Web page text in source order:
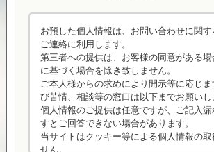
お預した個人情報は、お問い合わせに関
ご連絡に利用します。
第三者への提供は、お客様の同意がある
に基づく場合を除き致しません。
ご本人様からの求めにより開示等に応じ
び苦情、相談等の窓口は以下までお願いし
個人情報のご提供は任意ですが、ご記入漏
すとご回答できない場合があります。
当サイトはクッキー等による個人情報の取
せん。